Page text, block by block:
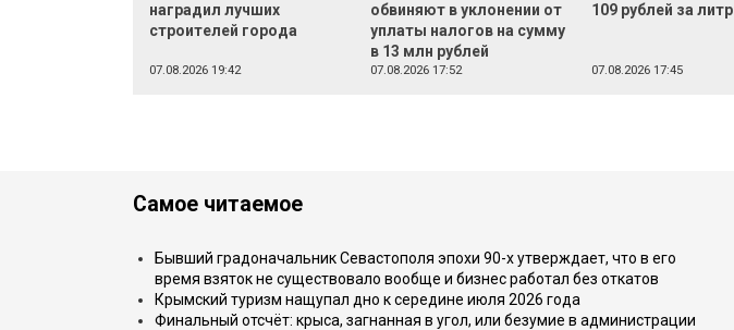
наградил лучших
строителей города
07.08.2026 19:42
обвиняют в уклонении от
уплаты налогов на сумму
в 13 млн рублей
07.08.2026 17:52
109 рублей за литр
07.08.2026 17:45
Самое читаемое
Бывший градоначальник Севастополя эпохи 90-х утверждает, что в его
время взяток не существовало вообще и бизнес работал без откатов
Крымский туризм нащупал дно к середине июля 2026 года
Финальный отсчёт: крыса, загнанная в угол, или безумие в администрации